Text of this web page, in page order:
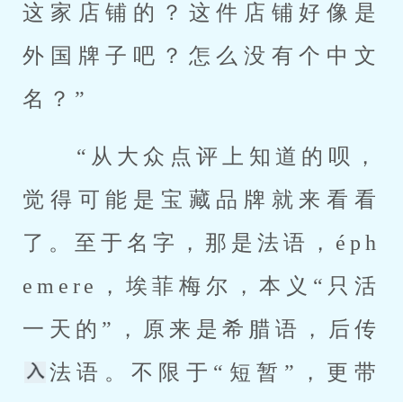
这家店铺的？这件店铺好像是
外国牌子吧？怎么没有个中文
名？”
觉得可能是宝藏品牌就来看看
了。至于名字，那是法语，éph
emere，埃菲梅尔，本义“只活
一天的”，原来是希腊语，后传
法语。不限于“短暂”，更带